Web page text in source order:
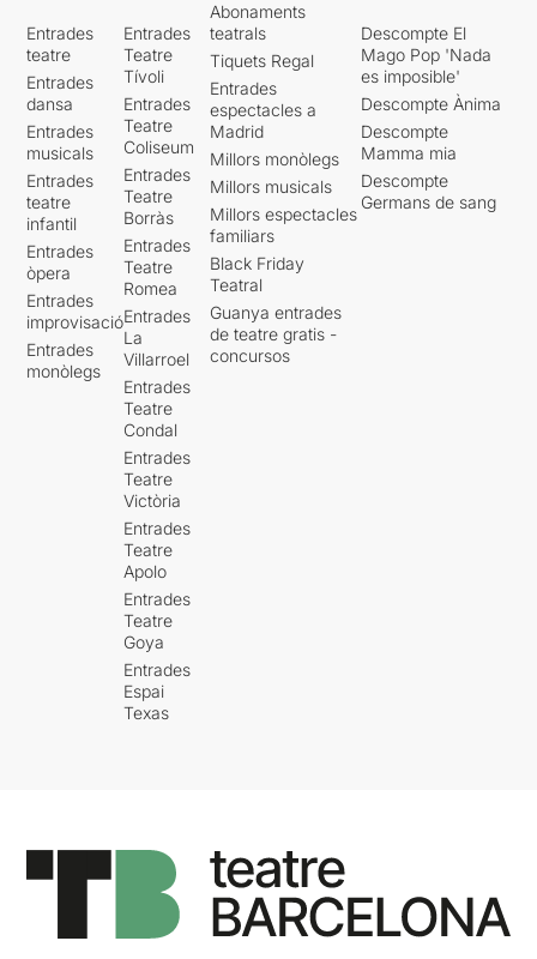
Entrades
teatre
Entrades
dansa
Entrades
musicals
Entrades
teatre
infantil
Entrades
òpera
Entrades
improvisació
Entrades
monòlegs
Entrades
Teatre
Tívoli
Entrades
Teatre
Coliseum
Entrades
Teatre
Borràs
Entrades
Teatre
Romea
Entrades
La
Villarroel
Entrades
Teatre
Condal
Entrades
Teatre
Victòria
Entrades
Teatre
Apolo
Entrades
Teatre
Goya
Entrades
Espai
Texas
Abonaments
teatrals
Tiquets Regal
Entrades
espectacles a
Madrid
Millors monòlegs
Millors musicals
Millors espectacles
familiars
Black Friday
Teatral
Guanya entrades
de teatre gratis -
concursos
Descompte El
Mago Pop 'Nada
es imposible'
Descompte Ànima
Descompte
Mamma mia
Descompte
Germans de sang